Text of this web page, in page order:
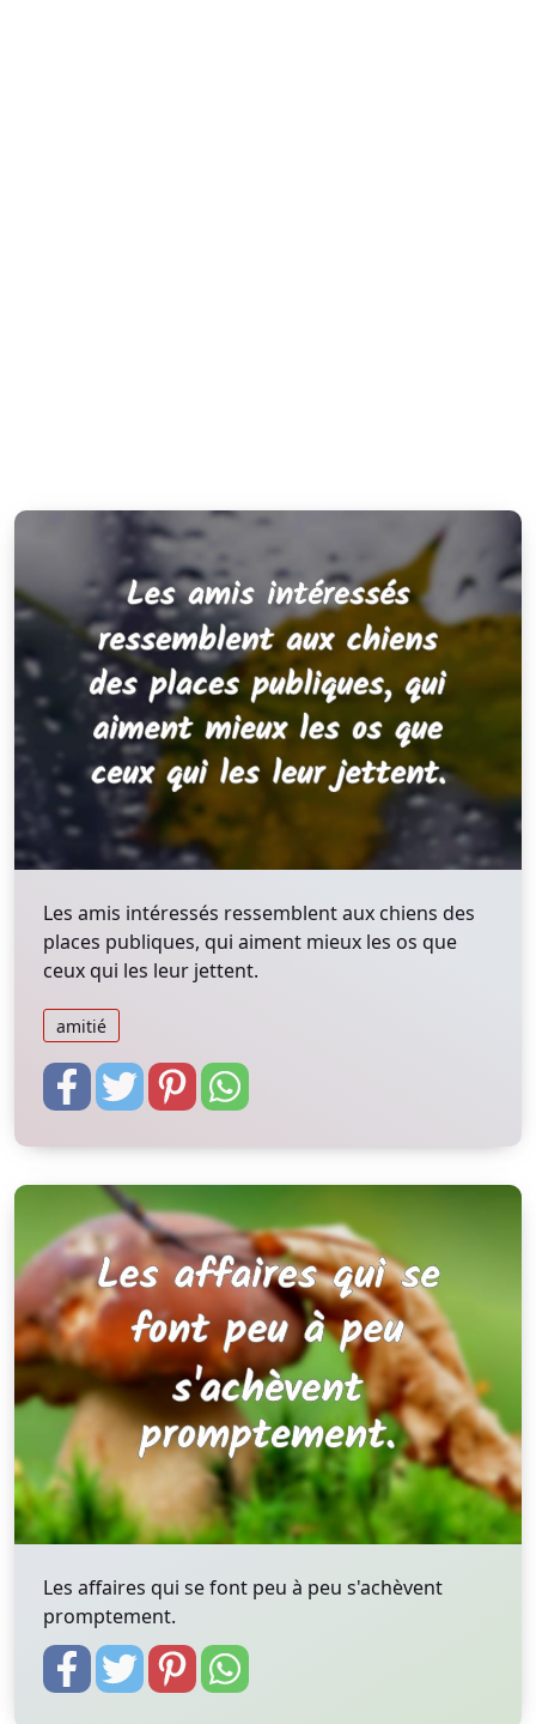
Les amis intéressés ressemblent aux chiens des
places publiques, qui aiment mieux les os que
ceux qui les leur jettent.
amitié
Les affaires qui se font peu à peu s'achèvent
promptement.